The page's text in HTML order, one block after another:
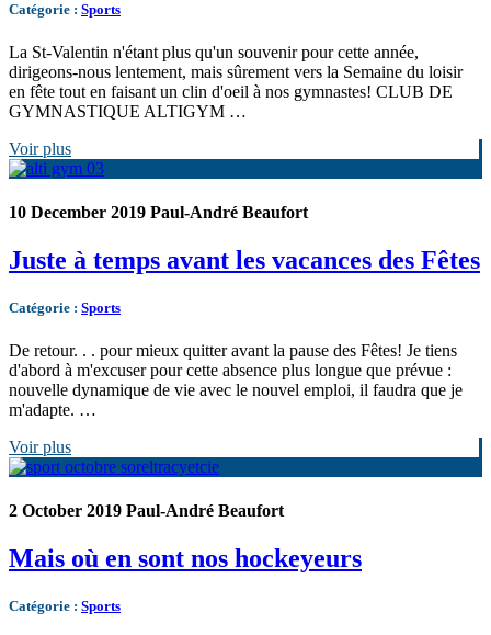
Catégorie : Sports
La St-Valentin n'étant plus qu'un souvenir pour cette année,
dirigeons-nous lentement, mais sûrement vers la Semaine du loisir
en fête tout en faisant un clin d'oeil à nos gymnastes! CLUB DE
GYMNASTIQUE ALTIGYM …
Voir plus
10 December 2019 Paul-André Beaufort
Juste à temps avant les vacances des Fêtes
Catégorie : Sports
De retour. . . pour mieux quitter avant la pause des Fêtes! Je tiens
d'abord à m'excuser pour cette absence plus longue que prévue :
nouvelle dynamique de vie avec le nouvel emploi, il faudra que je
m'adapte. …
Voir plus
2 October 2019 Paul-André Beaufort
Mais où en sont nos hockeyeurs
Catégorie : Sports